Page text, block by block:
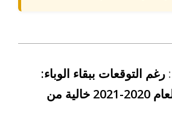
رغم التوقعات ببقاء الوباء:
خطط الحكومة لعام 2020-2021 خالية من